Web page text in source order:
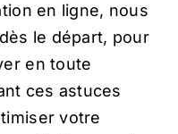
en ligne, nous
le départ, pour
en toute
ces astuces
votre